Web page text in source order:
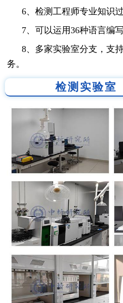
6、检测工程师专业知识
7、可以运用36种语言编
8、多家实验室分支，支
务。
检测实验室